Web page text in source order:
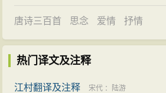
唐诗三百首 思念 爱情 抒情
热门译文及注释
江村翻译及注释 宋代 ： 陆游